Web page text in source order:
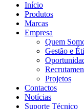
Início
Produtos
Marcas
Empresa
Quem
Gestão e
Projetos
Contactos
Notícias
Suporte Técnico